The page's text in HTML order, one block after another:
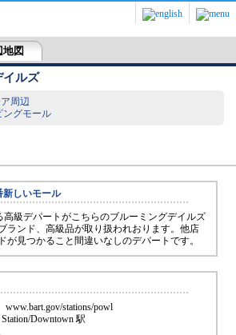
地図
イルズ
周辺
ングモール
新しいモール
高級デパートがこちらのブルーミングデイルズ
ランド、高級品が取り扱われおります。他店
が見つかること間違いなしのデパートです。
stations/powl
Downtown 駅